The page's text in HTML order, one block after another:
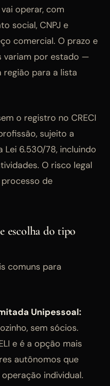
operar, com
social, CNPJ e
comercial. O prazo e
variam por estado —
região para a lista
o registro no CRECI
sujeito a
Lei 6.530/78, incluindo
O risco legal
de
escolha do tipo
comuns para
Unipessoal:
sem sócios.
e é a opção mais
autônomos que
individual.